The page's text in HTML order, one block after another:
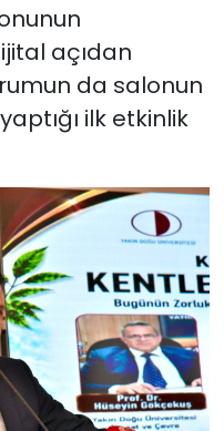
açıdan
da salonun
ilk etkinlik